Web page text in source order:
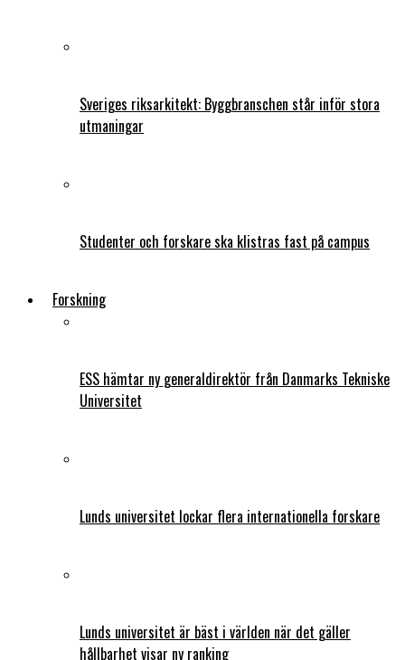
Sveriges riksarkitekt: Byggbranschen står inför stora
utmaningar
Studenter och forskare ska klistras fast på campus
Forskning
ESS hämtar ny generaldirektör från Danmarks Tekniske
Universitet
Lunds universitet lockar flera internationella forskare
Lunds universitet är bäst i världen när det gäller
hållbarhet visar ny ranking